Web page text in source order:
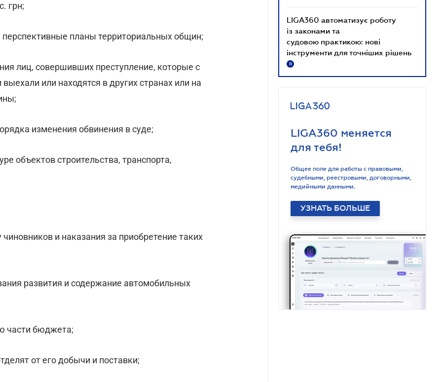
грн;
планы территориальных общин;
лиц, совершивших преступление, которые с
или находятся в других странах или на
изменения обвинения в суде;
объектов строительства, транспорта,
и наказания за приобретение таких
развития и содержание автомобильных
части бюджета;
от его добычи и поставки;
LIGA360 автоматизує роботу
із законами та
судовою практикою: нові
інструменти для точніших рішень
R
LIGA360 меняется
для тебя!
Общее поле для работы с правовыми,
судебными, реестровыми, договорными,
медийными данными.
УЗНАТЬ БОЛЬШЕ